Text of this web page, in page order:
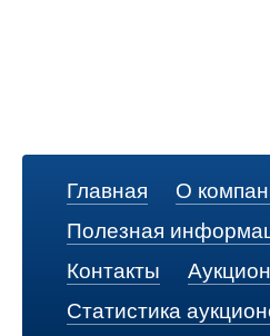
Главная
О
Полезная
Контакты
Статистика